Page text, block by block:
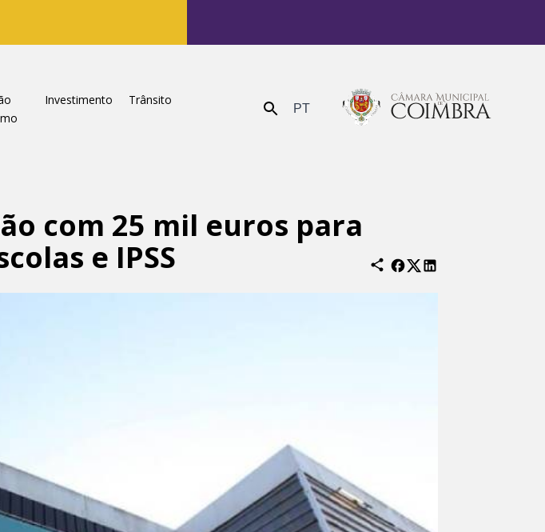
Investimento
Trânsito
Enviar PT
com 25 mil euros para
e IPSS